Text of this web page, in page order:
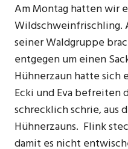
Am Montag hatten wir
Wildschweinfrischling.
seiner Waldgruppe
entgegen um einen
Hühnerzaun hatte sich
Ecki und Eva befreiten
schrecklich schrie, aus
Hühnerzauns. Flink
damit es nicht